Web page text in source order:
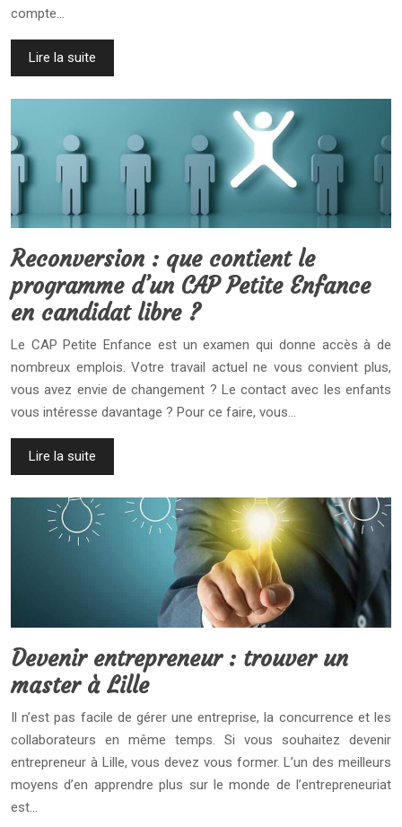
compte…
Lire la suite
Reconversion : que contient le
programme d’un CAP Petite Enfance
en candidat libre ?
Le CAP Petite Enfance est un examen qui donne accès à de
nombreux emplois. Votre travail actuel ne vous convient plus,
vous avez envie de changement ? Le contact avec les enfants
vous intéresse davantage ? Pour ce faire, vous…
Lire la suite
Devenir entrepreneur : trouver un
master à Lille
Il n’est pas facile de gérer une entreprise, la concurrence et les
collaborateurs en même temps. Si vous souhaitez devenir
entrepreneur à Lille, vous devez vous former. L’un des meilleurs
moyens d’en apprendre plus sur le monde de l’entrepreneuriat
est…